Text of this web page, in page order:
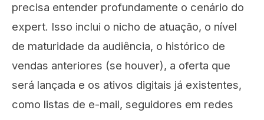
precisa entender profundamente o cenário do
expert. Isso inclui o nicho de atuação, o nível
de maturidade da audiência, o histórico de
vendas anteriores (se houver), a oferta que
será lançada e os ativos digitais já existentes,
como listas de e-mail, seguidores em redes